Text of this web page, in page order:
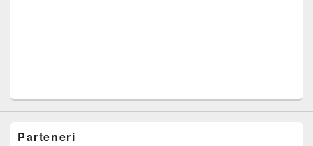
Parteneri